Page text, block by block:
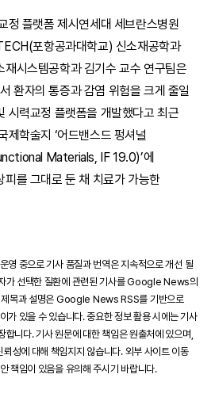
정 플랫폼 제시연세대 세브란스병원
포항공과대학교) 신소재공학과
재시스템공학과 김기수 교수 연구팀은
환자의 통증과 감염 위험을 크게 줄일
시력교정 플랫폼을 개발했다고 최근
제학술지 ‘어드밴스드 펑셔널
Materials, IF 19.0)’에
피를 그대로 둔 채 치료가 가능한
영 중으로 기사 품질과 번역은 지속적으로 개선 될
가 선택한 질환에 관련된 기사를 Google News의
제목과 설명은 Google News RSS를 기반으로
가 있을 수 있습니다. 중요한 정보 활용 시에는 기사
니다. 기사 원문에 대한 책임은 원출처에 있으며,
성에 대해 책임지지 않습니다. 외부 사이트 이동
책임이 있음을 유의해 주시기 바랍니다.